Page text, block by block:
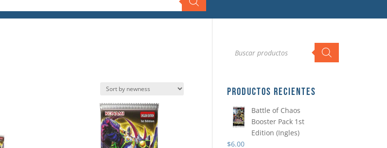
productos
PRODUCTOS RECIENTES
Battle of Chaos
Booster Pack 1st
Edition (Ingles)
$6.00